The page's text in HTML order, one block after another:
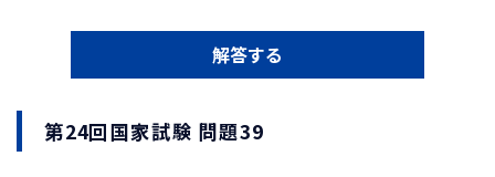
解答する
第24回国家試験 問題39